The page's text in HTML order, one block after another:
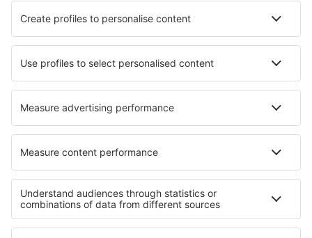
Lufthansa
Despre eSky
Cariere
Termeni şi condiţii
Rezervările mele
Politica de Confidențialitate
Politică cookie
Asistenţă şi contact